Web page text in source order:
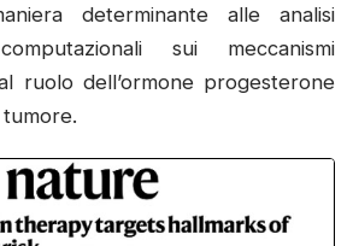
determinante alle analisi
sui meccanismi
ruolo dell’ormone progesterone